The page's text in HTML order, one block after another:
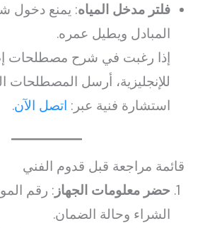
فلتر مدخل المياه: يمنع دخول
المبادل ويطيل عمره.
إذا رغبت في شرح مصطلحات
للإنجليزية، أرسل المصطلحات
استشارة فنية عبر: اتصل الآن.
قائمة مراجعة قبل قدوم الفني
حضر معلومات الجهاز : رقم
الشراء وحالة الضمان.